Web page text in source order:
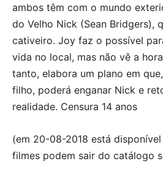
ambos têm com o mundo
do Velho Nick (Sean Bridgers),
cativeiro. Joy faz o possível
vida no local, mas não vê a
tanto, elabora um plano em
filho, poderá enganar Nick e
realidade. Censura 14 anos
(em 20-08-2018 está
filmes podem sair do catálogo